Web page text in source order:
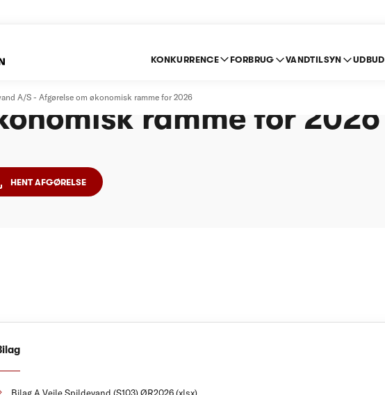
KONKURRENCE FORBRUG VANDTILSYN UDBUD
A/S - Afgørelse om økonomisk ramme for 2026
ramme for 2026
HENT AFGØRELSE
Bilag A Vejle Spildevand (S103) ØR2026 (xlsx)